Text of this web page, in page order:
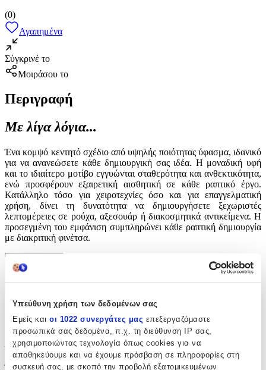
Υπεύθυνη χρήση των δεδομένων σας
Εμείς και οι 1022 συνεργάτες μας επεξεργαζόμαστε
προσωπικά σας δεδομένα, π.χ. τη διεύθυνση IP σας,
χρησιμοποιώντας τεχνολογία όπως cookies για να
αποθηκεύουμε και να έχουμε πρόσβαση σε πληροφορίες στη
συσκευή σας, με σκοπό την προβολή εξατομικευμένων
(0)
Αγαπημένα
Σύγκρινέ το
Μοιράσου το
Περιγραφή
Με λίγα λόγια...
Ένα κομψό κεντητό σχέδιο από υψηλής ποιότητας ύφασμα, ιδανικό
για να ανανεώσετε κάθε δημιουργική σας ιδέα. Η μοναδική υφή
και το ιδιαίτερο μοτίβο εγγυώνται σταθερότητα και ανθεκτικότητα,
ενώ προσφέρουν εξαιρετική αισθητική σε κάθε ραπτικό έργο.
Κατάλληλο τόσο για χειροτεχνίες όσο και για επαγγελματική
χρήση, δίνει τη δυνατότητα να δημιουργήσετε ξεχωριστές
λεπτομέρειες σε ρούχα, αξεσουάρ ή διακοσμητικά αντικείμενα. Η
προσεγμένη του εμφάνιση συμπληρώνει κάθε ραπτική δημιουργία
με διακριτική φινέτσα.
Περιγραφή
Περιγραφή
Με λίγα λόγια...
Ένα κομψό κεντητό σχέδιο από υψηλής ποιότητας ύφασμα, ιδανικό